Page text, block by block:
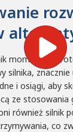
momentu
silnika, znacznie
i osiągi, aby
ze stosowania
również silnik
co